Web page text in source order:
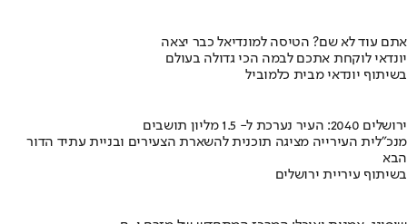
אתם עוד לא שם? הטיסה למונדיאל כבר יצאה
יונדאי לוקחת אתכם לבמה הכי גדולה בעולם
בשיתוף יונדאי מבית כלמוביל
ירושלים 2040: העיר נערכת ל- 1.5 מליון תושבים
מנכ"לית העירייה מציגה תוכנית להשארת הצעירים ובניית עתיד הדור
הבא
בשיתוף עיריית ירושלים